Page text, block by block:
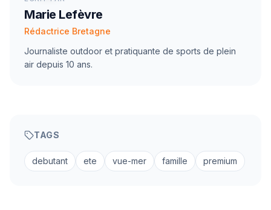
Marie Lefèvre
Rédactrice Bretagne
Journaliste outdoor et pratiquante de sports de plein
air depuis 10 ans.
TAGS
debutant ete vue-mer famille premium